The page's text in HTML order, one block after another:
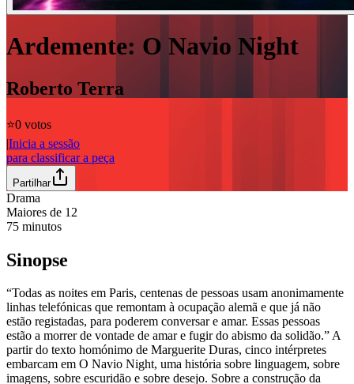
Ardemente: O Navio Night
Roberto Terra
⭐️0 votos
|Inicia a sessão
para classificar a peça
Partilhar
Drama
Maiores de 12
75 minutos
Sinopse
“Todas as noites em Paris, centenas de pessoas usam anonimamente
linhas telefónicas que remontam à ocupação alemã e que já não
estão registadas, para poderem conversar e amar. Essas pessoas
estão a morrer de vontade de amar e fugir do abismo da solidão.” A
partir do texto homónimo de Marguerite Duras, cinco intérpretes
embarcam em O Navio Night, uma história sobre linguagem, sobre
imagens, sobre escuridão e sobre desejo. Sobre a construção da